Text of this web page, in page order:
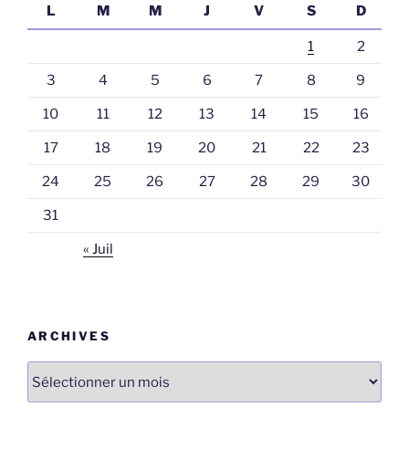
L
M M J V S D
1 2
3 4 5 6 7 8 9
10 11 12 13 14 15 16
17 18 19 20 21 22 23
24 25 26 27 28 29 30
31
« Juil
ARCHIVES